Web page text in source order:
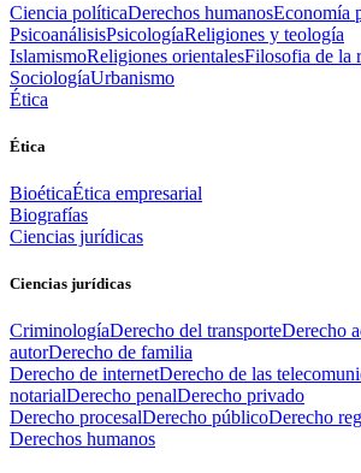
Ciencia políticaDerechos humanosEconomía
PsicoanálisisPsicologíaReligiones y teología
IslamismoReligiones orientalesFilosofia de la
SociologíaUrbanismo
Ética
Ética
BioéticaÉtica empresarial
Biografías
Ciencias jurídicas
Ciencias jurídicas
CriminologíaDerecho del transporteDerecho
autorDerecho de familia
Derecho de internetDerecho de las
notarialDerecho penalDerecho privado
Derecho procesalDerecho públicoDerecho
Derechos humanos